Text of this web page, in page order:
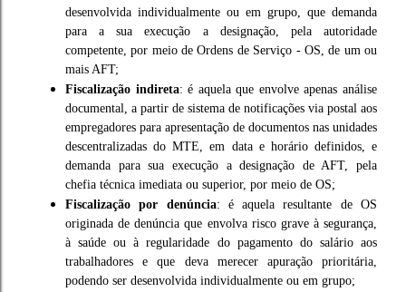
desenvolvida individualmente ou em grupo, que demanda
para a sua execução a designação, pela autoridade
competente, por meio de Ordens de Serviço - OS, de um ou
mais AFT;
Fiscalização indireta: é aquela que envolve apenas análise
documental, a partir de sistema de notificações via postal aos
empregadores para apresentação de documentos nas unidades
descentralizadas do MTE, em data e horário definidos, e
demanda para sua execução a designação de AFT, pela
chefia técnica imediata ou superior, por meio de OS;
Fiscalização por denúncia: é aquela resultante de OS
originada de denúncia que envolva risco grave à segurança,
à saúde ou à regularidade do pagamento do salário aos
trabalhadores e que deva merecer apuração prioritária,
podendo ser desenvolvida individualmente ou em grupo;